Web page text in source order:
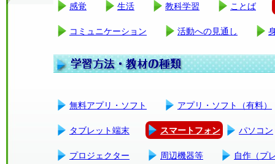
感覚 生活 教科学習 ことば
コミュニケーション 活動への見通し
無料アプリ・ソフト アプリ・ソフト（有料）
タブレット端末 スマートフォン パソコン
プロジェクター 周辺機器等 自作（プ